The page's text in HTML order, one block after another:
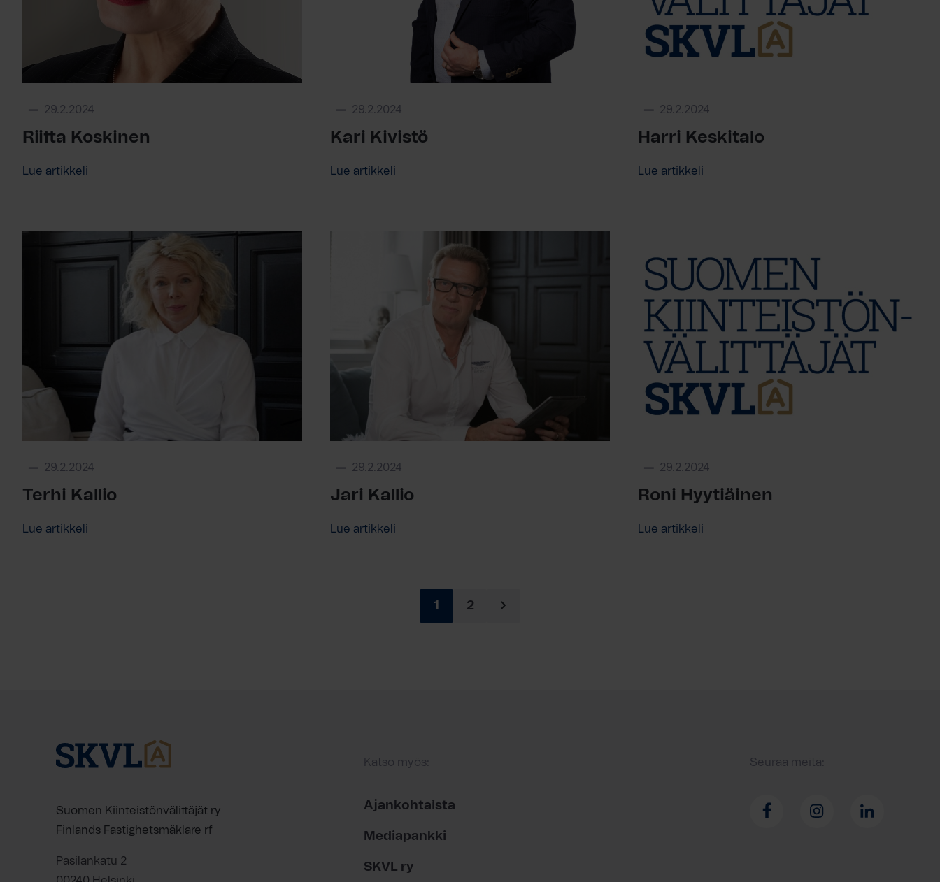
29.2.2024
Riitta Koskinen
Lue artikkeli
29.2.2024
Kari Kivistö
Lue artikkeli
29.2.2024
Harri Keskitalo
Lue artikkeli
29.2.2024
Terhi Kallio
Lue artikkeli
29.2.2024
Jari Kallio
Lue artikkeli
29.2.2024
Roni Hyytiäinen
Lue artikkeli
1 2
Suomen Kiinteistönvälittäjät ry
Finlands Fastighetsmäklare rf
Pasilankatu 2
Katso myös:
Ajankohtaista
Mediapankki
SKVL ry
Seuraa meitä: